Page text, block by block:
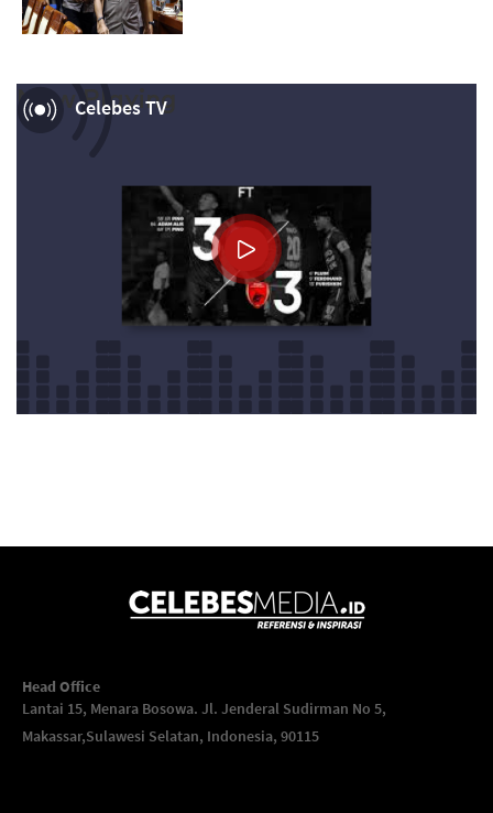
Celebes TV
Now Playing
Head Office
Lantai 15, Menara Bosowa. Jl. Jenderal Sudirman No 5,
Makassar,Sulawesi Selatan, Indonesia, 90115